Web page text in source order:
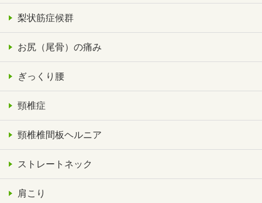
梨状筋症候群
お尻（尾骨）の痛み
ぎっくり腰
頸椎症
頸椎椎間板ヘルニア
ストレートネック
肩こり